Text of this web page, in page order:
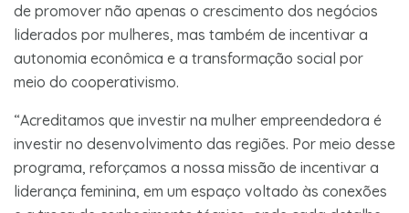
de promover não apenas o crescimento dos negócios
liderados por mulheres, mas também de incentivar a
autonomia econômica e a transformação social por
meio do cooperativismo.
“Acreditamos que investir na mulher empreendedora é
investir no desenvolvimento das regiões. Por meio desse
programa, reforçamos a nossa missão de incentivar a
liderança feminina, em um espaço voltado às conexões